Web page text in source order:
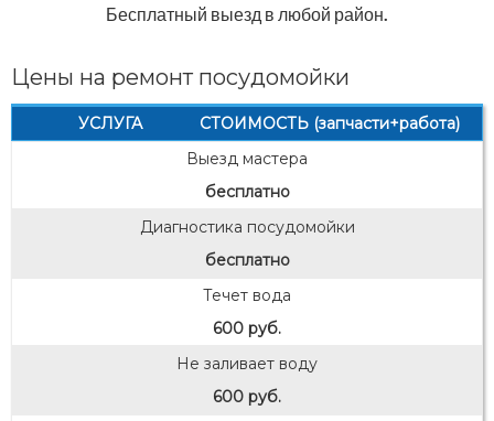
Бесплатный выезд в любой район.
Цены на ремонт посудомойки
УСЛУГА
СТОИМОСТЬ (запчасти+работа)
Выезд мастера
бесплатно
Диагностика посудомойки
бесплатно
Течет вода
600 руб.
Не заливает воду
600 руб.